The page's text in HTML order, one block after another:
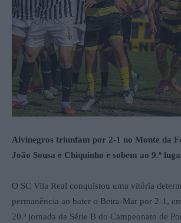
Alvinegros triunfam por 2-1 no Monte da
João Sousa e Chiquinho e sobem ao 9.º
O SC Vila Real conquistou uma vitória
permanência ao bater o Beira-Mar por 2-1,
20.ª jornada da Série B do Campeonato de